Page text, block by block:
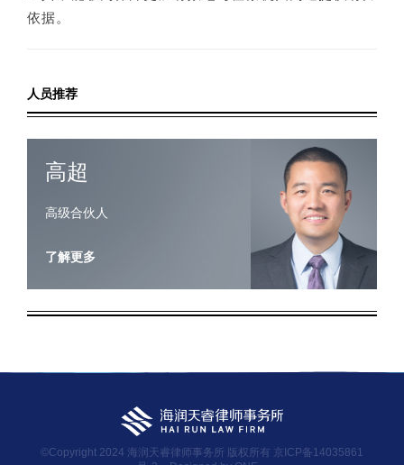
依据。
人员推荐
高超
高级合伙人
了解更多
©Copyright 2024 海润天睿律师事务所 版权所有 京ICP备14035861